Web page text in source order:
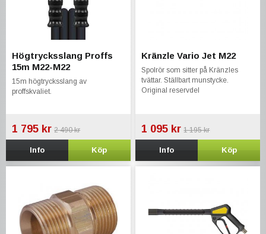
Högtrycksslang Proffs
15m M22-M22
15m högtrycksslang av
proffskvaliet.
1 795 kr 2 490 kr
Info Köp
Kränzle Vario Jet M22
Spolrör som sitter på Kränzles
tvättar. Ställbart munstycke.
Original reservdel
1 095 kr 1 195 kr
Info Köp